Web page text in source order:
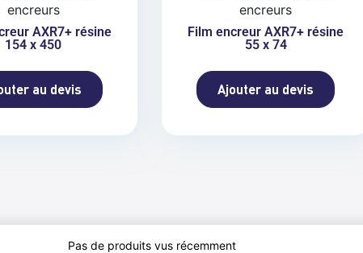
encreurs
AXR7+ résine
154 x 450
au devis
encreurs
Film encreur AXR7+ résine
55 x 74
Ajouter au devis
Pas de produits vus récemment